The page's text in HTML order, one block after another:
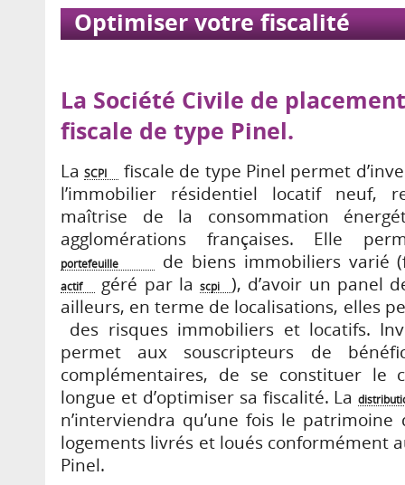
Optimiser votre fiscalité
La Société Civile de
fiscale de type Pinel.
LaSCPI
fiscale de type Pinel permet
l’immobilier résidentiel locatif neuf,
maîtrise de la consommation
agglomérations françaises. Elle
portefeuille de biens immobiliers varié
actif géré par la scpi
), d’avoir un panel
ailleurs, en terme de localisations, elles
des risques immobiliers et locatifs.
permet aux souscripteurs de
complémentaires, de se constituer le
longue et d’optimiser sa fiscalité. La
n’interviendra qu’une fois le
logements livrés et loués conformément
Pinel.